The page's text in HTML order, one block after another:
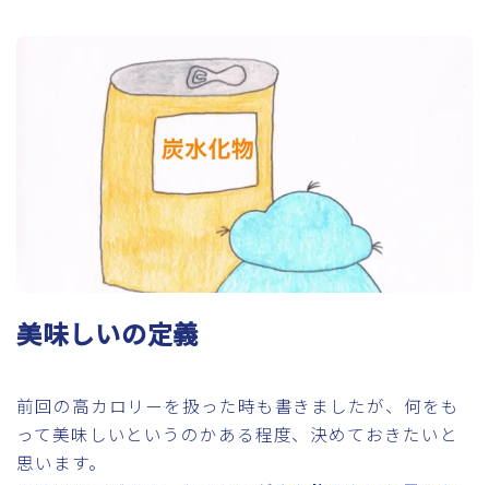
美味しいの定義
前回の高カロリーを扱った時も書きましたが、何をも
って美味しいというのかある程度、決めておきたいと
思います。